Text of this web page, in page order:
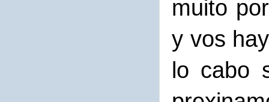
muito
y vos
lo cabo